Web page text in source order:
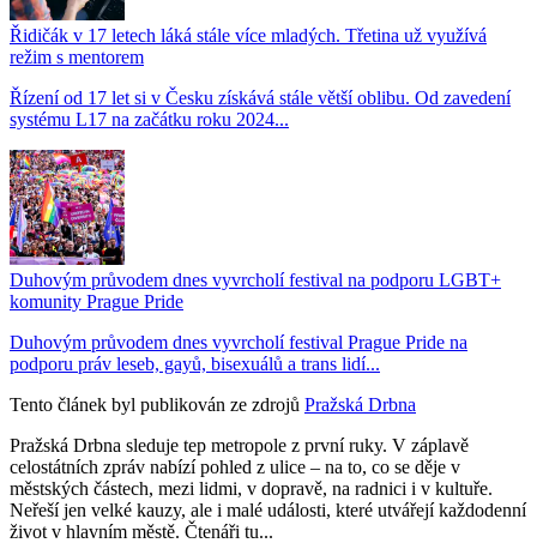
Řidičák v 17 letech láká stále více mladých. Třetina už využívá
režim s mentorem
Řízení od 17 let si v Česku získává stále větší oblibu. Od zavedení
systému L17 na začátku roku 2024...
Duhovým průvodem dnes vyvrcholí festival na podporu LGBT+
komunity Prague Pride
Duhovým průvodem dnes vyvrcholí festival Prague Pride na
podporu práv leseb, gayů, bisexuálů a trans lidí...
Tento článek byl publikován ze zdrojů Pražská Drbna
Pražská Drbna sleduje tep metropole z první ruky. V záplavě
celostátních zpráv nabízí pohled z ulice – na to, co se děje v
městských částech, mezi lidmi, v dopravě, na radnici i v kultuře.
Neřeší jen velké kauzy, ale i malé události, které utvářejí každodenní
život v hlavním městě. Čtenáři tu...